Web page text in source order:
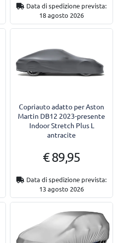
Data di spedizione prevista:
18 agosto 2026
Copriauto adatto per Aston
Martin DB12 2023-presente
Indoor Stretch Plus L
antracite
€ 89,95
Data di spedizione prevista:
13 agosto 2026